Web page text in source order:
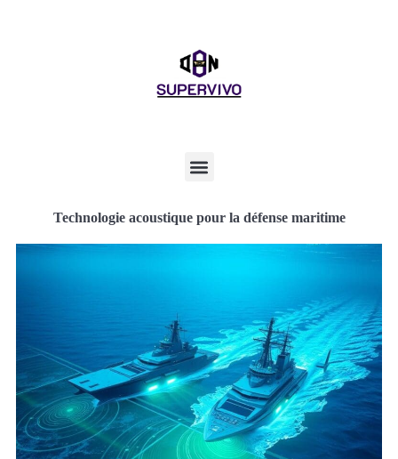
Technologie acoustique pour la défense maritime